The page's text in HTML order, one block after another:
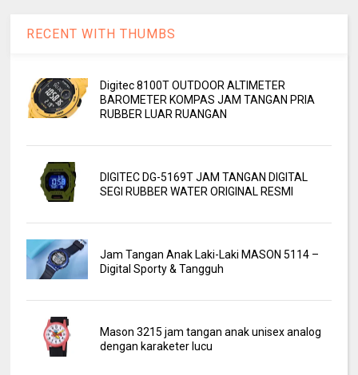
RECENT WITH THUMBS
Digitec 8100T OUTDOOR ALTIMETER
BAROMETER KOMPAS JAM TANGAN PRIA
RUBBER LUAR RUANGAN
DIGITEC DG-5169T JAM TANGAN DIGITAL
SEGI RUBBER WATER ORIGINAL RESMI
Jam Tangan Anak Laki-Laki MASON 5114 –
Digital Sporty & Tangguh
Mason 3215 jam tangan anak unisex analog
dengan karaketer lucu